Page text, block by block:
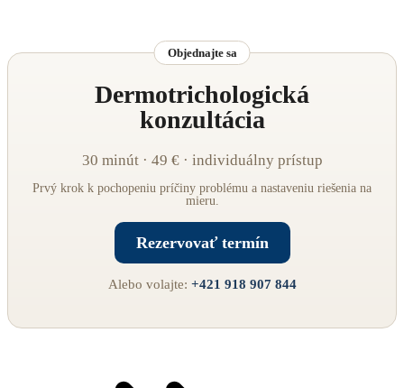
Objednajte sa
Dermotrichologická
konzultácia
30 minút · 49 € · individuálny prístup
Prvý krok k pochopeniu príčiny problému a nastaveniu riešenia na
mieru.
Rezervovať termín
Alebo volajte: +421 918 907 844